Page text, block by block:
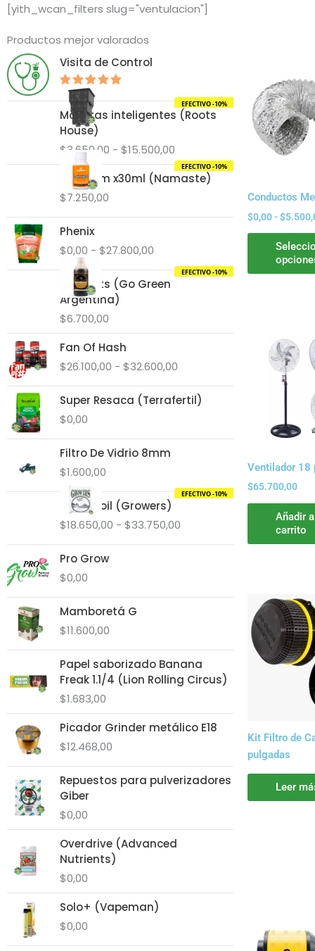
[yith_wcan_filters slug="ventulacion"]
Productos mejor valorados
Visita de Control
Valorado
con
5.00
de 5
EFECTIVO -10%
Macetas inteligentes (Roots
House)
$3.650,00 - $15.500,00
Rango
de
$3.650,00
hasta
EFECTIVO -10%
Bio Neem x30ml (Namaste)
$7.250,00
Phenix
$0,00 - $27.800,00
desde
$0,00
EFECTIVO -10%
Bio Roots (Go Green
Argentina)
$6.700,00
Fan Of Hash
$26.100,00 - $32.600,00
desde
$26.100,00
Super Resaca (Terrafertil)
$0,00
Filtro De Vidrio 8mm
$1.600,00
EFECTIVO -10%
Super Soil (Growers)
$18.650,00 - $33.750,00
Rango
desde
Pro Grow
$0,00
Mamboretá G
$11.600,00
Papel saborizado Banana
Freak 1.1/4 (Lion Rolling Circus)
$1.683,00
Picador Grinder metálico E18
$12.468,00
Repuestos para pulverizadores
Giber
$0,00
Overdrive (Advanced
Nutrients)
$0,00
Solo+ (Vapeman)
$0,00
Conductos
$0,00-$
Ventilador 18
$65.700,00
Añadir al
carrito
Kit Filtro de
pulgadas
Leer